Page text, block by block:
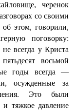
черенок
со своими
этом, говорили,
поговорку:
всегда у Криста
восьмой
годы всегда —
осужденные за
Это были
тяжкое давление